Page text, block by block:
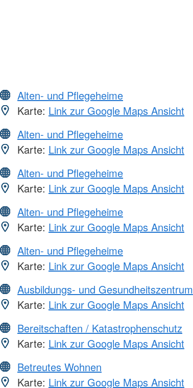
Alten- und Pflegeheime
Karte: Link zur Google Maps Ansicht
Alten- und Pflegeheime
Karte: Link zur Google Maps Ansicht
Alten- und Pflegeheime
Karte: Link zur Google Maps Ansicht
Alten- und Pflegeheime
Karte: Link zur Google Maps Ansicht
Alten- und Pflegeheime
Karte: Link zur Google Maps Ansicht
Ausbildungs- und Gesundheitszentrum
Karte: Link zur Google Maps Ansicht
Bereitschaften / Katastrophenschutz
Karte: Link zur Google Maps Ansicht
Betreutes Wohnen
Karte: Link zur Google Maps Ansicht